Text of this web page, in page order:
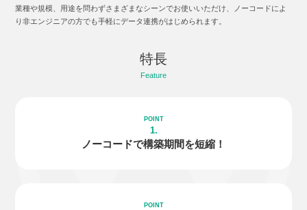
業種や規模、用途を問わずさまざまなシーンでお使いいただけ、ノーコードによ
り非エンジニアの方でも手軽にデータ連携がはじめられます。
特長
Feature
1.
ノーコードで構築期間を短縮！